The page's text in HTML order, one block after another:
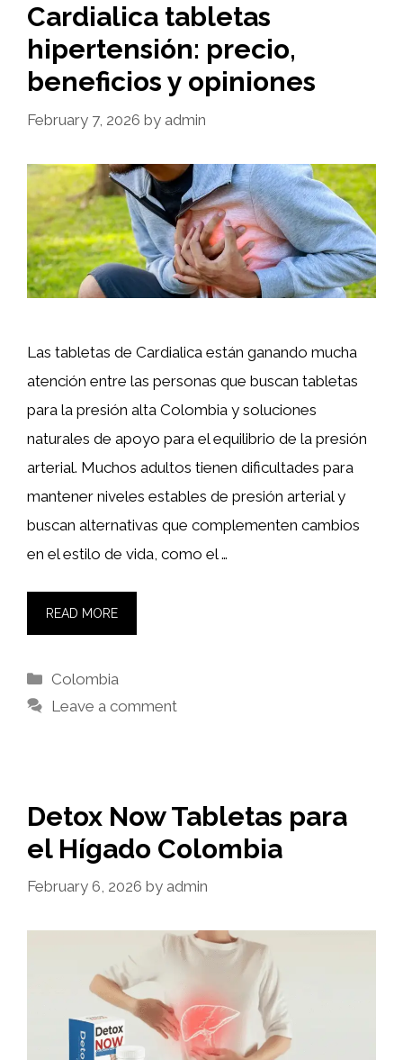
Cardialica tabletas
hipertensión: precio,
beneficios y opiniones
February 7, 2026 by admin
Las tabletas de Cardialica están ganando mucha
atención entre las personas que buscan tabletas
para la presión alta Colombia y soluciones
naturales de apoyo para el equilibrio de la presión
arterial. Muchos adultos tienen dificultades para
mantener niveles estables de presión arterial y
buscan alternativas que complementen cambios
en el estilo de vida, como el …
READ MORE
Categories
Colombia
Leave a comment
Detox Now Tabletas para
el Hígado Colombia
February 6, 2026 by admin